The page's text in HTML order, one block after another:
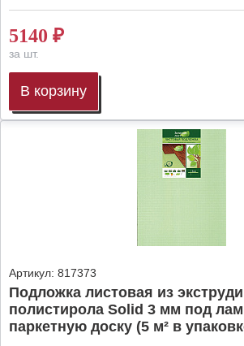
5140 ₽
за шт.
В корзину
Артикул: 817373
Подложка листовая из
полистирола Solid 3 мм под
паркетную доску (5 м² в